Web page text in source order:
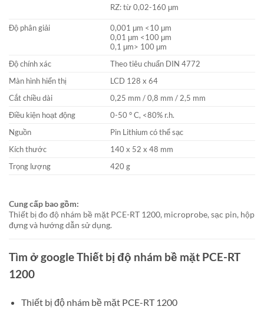
RZ: từ 0,02-160 μm
Độ phân giải
0,001 μm <10 μm
0,01 μm <100 μm
0,1 μm> 100 μm
Độ chính xác
Theo tiêu chuẩn DIN 4772
Màn hình hiển thị
LCD 128 x 64
Cắt chiều dài
0,25 mm / 0,8 mm / 2,5 mm
Điều kiện hoạt động
0-50 ° C, <80% r.h.
Nguồn
Pin Lithium có thể sạc
Kích thước
140 x 52 x 48 mm
Trọng lượng
420 g
Cung cấp bao gồm:
Thiết bị đo độ nhám bề mặt PCE-RT 1200, microprobe, sạc pin, hộp
đựng và hướng dẫn sử dụng.
Tìm ở google Thiết bị độ nhám bề mặt PCE-RT
1200
Thiết bị độ nhám bề mặt PCE-RT 1200